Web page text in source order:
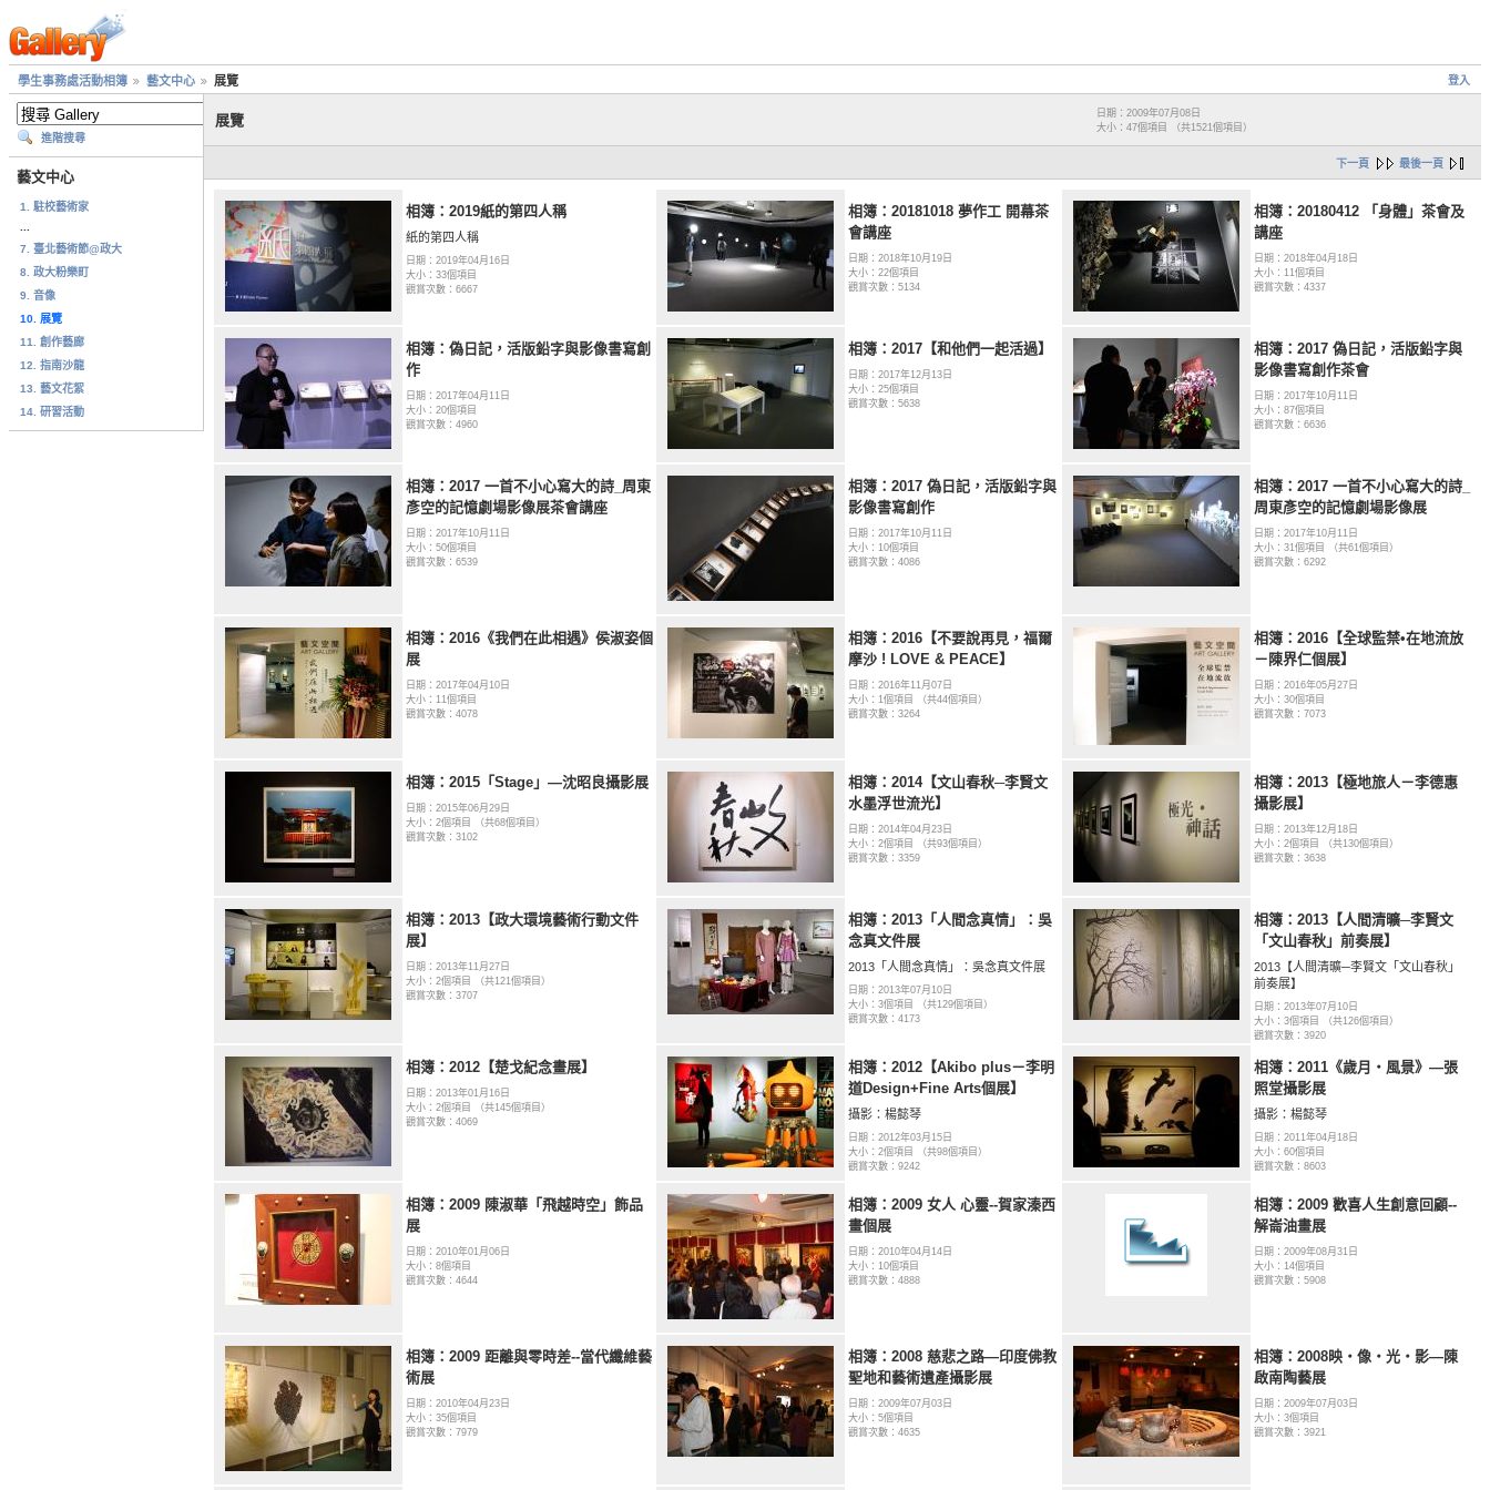
登入
學生事務處活動相簿 藝文中心 展覽
進階搜尋
藝文中心
1. 駐校藝術家
7. 臺北藝術節@政大
8. 政大粉樂町
9. 音像
10. 展覽
11. 創作藝廊
12. 指南沙龍
13. 藝文花絮
14. 研習活動
展覽
日期：2009年07月08日
大小：47個項目 （共1521個項目）
下一頁 最後一頁
相簿：2019紙的第四人稱
紙的第四人稱
日期：2019年04月16日
大小：33個項目
觀賞次數：6667
相簿：20181018 夢作工 開幕茶
會講座
日期：2018年10月19日
大小：22個項目
觀賞次數：5134
相簿：20180412 「身體」茶會及
講座
日期：2018年04月18日
大小：11個項目
觀賞次數：4337
相簿：偽日記，活版鉛字與影像書寫創
作
日期：2017年04月11日
大小：20個項目
觀賞次數：4960
相簿：2017【和他們一起活過】
日期：2017年12月13日
大小：25個項目
觀賞次數：5638
相簿：2017 偽日記，活版鉛字與
影像書寫創作茶會
日期：2017年10月11日
大小：87個項目
觀賞次數：6636
相簿：2017 一首不小心寫大的詩_周東
彥空的記憶劇場影像展茶會講座
日期：2017年10月11日
大小：50個項目
觀賞次數：6539
相簿：2017 偽日記，活版鉛字與
影像書寫創作
日期：2017年10月11日
大小：10個項目
觀賞次數：4086
相簿：2017 一首不小心寫大的詩_
周東彥空的記憶劇場影像展
日期：2017年10月11日
大小：31個項目 （共61個項目）
觀賞次數：6292
相簿：2016《我們在此相遇》侯淑姿個
展
日期：2017年04月10日
大小：11個項目
觀賞次數：4078
相簿：2016【不要說再見，福爾
摩沙 ! LOVE & PEACE】
日期：2016年11月07日
大小：1個項目 （共44個項目）
觀賞次數：3264
相簿：2016【全球監禁•在地流放
－陳界仁個展】
日期：2016年05月27日
大小：30個項目
觀賞次數：7073
相簿：2015「Stage」—沈昭良攝影展
日期：2015年06月29日
大小：2個項目 （共68個項目）
觀賞次數：3102
相簿：2014【文山春秋─李賢文
水墨浮世流光】
日期：2014年04月23日
大小：2個項目 （共93個項目）
觀賞次數：3359
相簿：2013【極地旅人－李德惠
攝影展】
日期：2013年12月18日
大小：2個項目 （共130個項目）
觀賞次數：3638
相簿：2013【政大環境藝術行動文件
展】
日期：2013年11月27日
大小：2個項目 （共121個項目）
觀賞次數：3707
相簿：2013「人間念真情」：吳
念真文件展
2013「人間念真情」：吳念真文件展
日期：2013年07月10日
大小：3個項目 （共129個項目）
觀賞次數：4173
相簿：2013【人間清曠─李賢文
「文山春秋」前奏展】
2013【人間清曠─李賢文「文山春秋」
前奏展】
日期：2013年07月10日
大小：3個項目 （共126個項目）
觀賞次數：3920
相簿：2012【楚戈紀念畫展】
日期：2013年01月16日
大小：2個項目 （共145個項目）
觀賞次數：4069
相簿：2012【Akibo plus－李明
道Design+Fine Arts個展】
攝影：楊懿琴
日期：2012年03月15日
大小：2個項目 （共98個項目）
觀賞次數：9242
相簿：2011《歲月‧風景》—張
照堂攝影展
攝影：楊懿琴
日期：2011年04月18日
大小：60個項目
觀賞次數：8603
相簿：2009 陳淑華「飛越時空」飾品
展
日期：2010年01月06日
大小：8個項目
觀賞次數：4644
相簿：2009 女人 心靈--賀家溱西
畫個展
日期：2010年04月14日
大小：10個項目
觀賞次數：4888
相簿：2009 歡喜人生創意回顧--
解崙油畫展
日期：2009年08月31日
大小：14個項目
觀賞次數：5908
相簿：2009 距離與零時差--當代纖維藝
術展
日期：2010年04月23日
大小：35個項目
觀賞次數：7979
相簿：2008 慈悲之路—印度佛教
聖地和藝術遺產攝影展
日期：2009年07月03日
大小：5個項目
觀賞次數：4635
相簿：2008映‧像‧光‧影—陳
啟南陶藝展
日期：2009年07月03日
大小：3個項目
觀賞次數：3921